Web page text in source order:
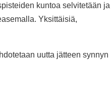
kuntoa selvitetään ja
Yksittäisiä,
uutta jätteen synnyn